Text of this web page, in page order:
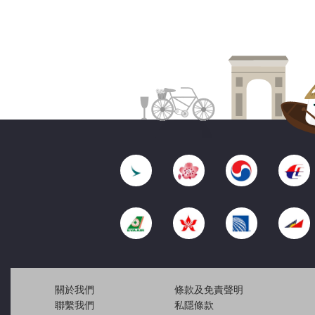
關於我們
聯繫我們
條款及免責聲明
私隱條款